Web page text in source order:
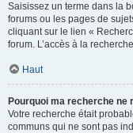
Saisissez un terme dans la
forums ou les pages de
cliquant sur le lien «
forum. L’accès à la
Haut
Pourquoi ma recherche ne
Votre recherche était
communs qui ne sont pas